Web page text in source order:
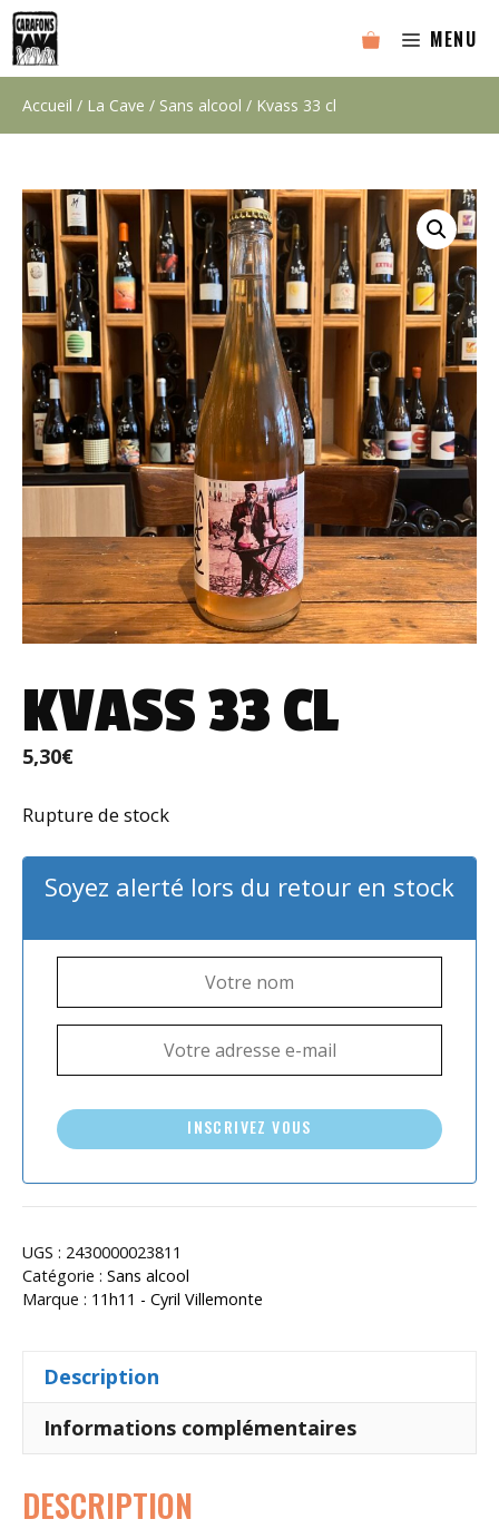
Aller
au
contenu
MENU
Accueil / La Cave / Sans alcool / Kvass 33 cl
KVASS 33 CL
5,30€
Rupture de stock
Soyez alerté lors du retour en stock
INSCRIVEZ VOUS
UGS : 2430000023811
Catégorie : Sans alcool
Marque : 11h11 - Cyril Villemonte
Description
Informations complémentaires
DESCRIPTION